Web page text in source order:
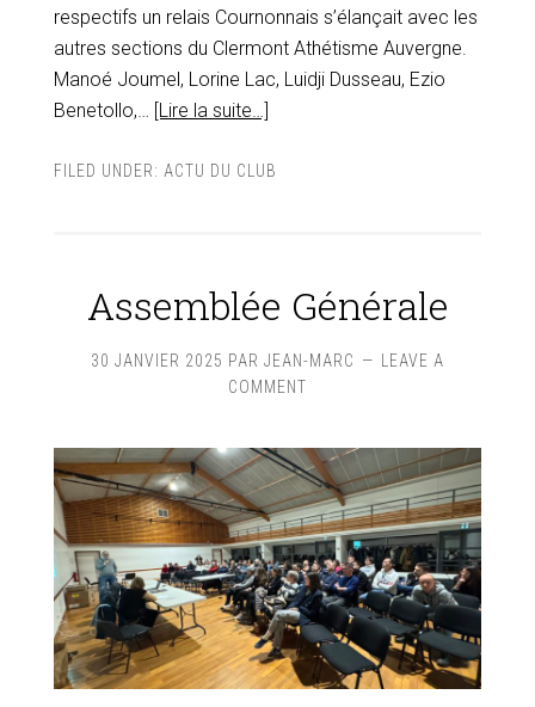
respectifs un relais Cournonnais s’élançait avec les
autres sections du Clermont Athétisme Auvergne.
Manoé Joumel, Lorine Lac, Luidji Dusseau, Ezio
Benetollo,… [Lire la suite…]
FILED UNDER: ACTU DU CLUB
Assemblée Générale
30 JANVIER 2025 PAR JEAN-MARC
LEAVE A
COMMENT